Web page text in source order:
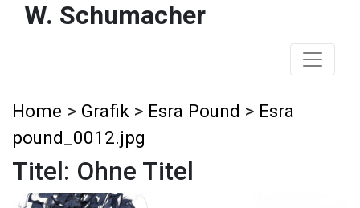
W. Schumacher
Home > Grafik > Esra Pound > Esra
pound_0012.jpg
Titel: Ohne Titel